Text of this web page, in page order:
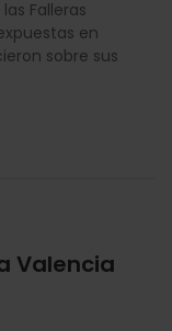
Falleras
en
sobre sus
Valencia